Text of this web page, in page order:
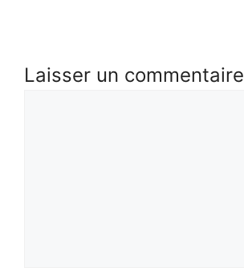
Laisser un commentaire